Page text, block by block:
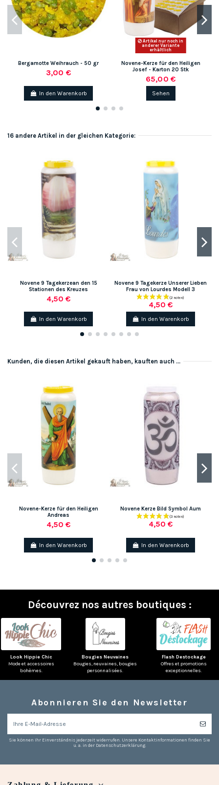
Bergamotte Weihrauch - 50 gr
3,00 €
In den Warenkorb
Artikel nur noch in
anderer Variante
erhältlich
Novene-Kerze für den Heiligen
Josef - Karton 20 Stk
65,00 €
Sehen
16 andere Artikel in der gleichen Kategorie:
Novene 9 Tagekerzean den 15
Stationen des Kreuzes
4,50 €
In den Warenkorb
Novene 9 Tagekerze Unserer Lieben
Frau von Lourdes Modell 3
4,50 €
In den Warenkorb
Kunden, die diesen Artikel gekauft haben, kauften auch ...
Novene-Kerze für den Heiligen
Andreas
4,50 €
In den Warenkorb
Novene Kerze Bild Symbol Aum
4,50 €
In den Warenkorb
Découvrez nos autres boutiques :
Look Hippie Chic
Mode et accessoires
bohèmes.
Bougies Neuvaines
Bougies, neuvaines, bougies
personnalisées.
Flash Destockage
Offres et promotions
exceptionnelles.
Abonnieren Sie den Newsletter
Sie können Ihr Einverständnis jederzeit widerrufen. Unsere Kontaktinformationen finden Sie
u. a. in der Datenschutzerklärung.